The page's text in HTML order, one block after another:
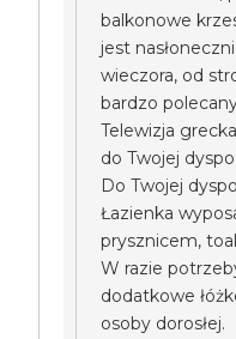
balkonowe
jest
wieczora, od
bardzo
Telewizja
do Twojej
Do Twojej
Łazienka
prysznicem,
W razie
dodatkowe
osoby dorosłej.